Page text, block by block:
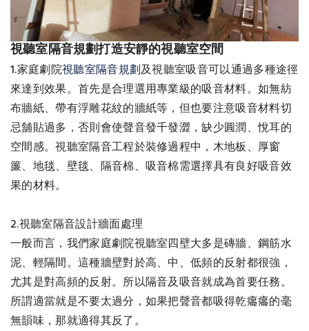
視聽室隔音規劃打造安靜的視聽室空間
1.家庭劇院視聽室隔音規劃及視聽室吸音可以通過多種途徑
來達到效果。首先是合理選用專業級的吸音材料。如無紡
布牆紙、帶有浮雕花紋的牆紙等，但也要注意吸音材料切
忌舖貼過多，否則會使聲音發千發澀，缺少圓潤、悅耳的
空間感。視聽室隔音工程於裝修過程中，木地板、厚窗
簾、地毯、壁毯、隔音棉、吸音棉需選擇具有良好吸音效
果的材料。
2.視聽室隔音設計牆面處理
一般而言，我們家庭劇院視聽室四壁大多是磚牆、鋼筋水
泥、輕隔間。這種牆壁對於高、中、低頻的反射都很強，
尤其是對高頻的反射。所以隔音及吸音就成為首要任務。
所謂適當就是不要太過分，如果把聲音都吸得乾癟癟的毫
無韻味，那就適得其反了。